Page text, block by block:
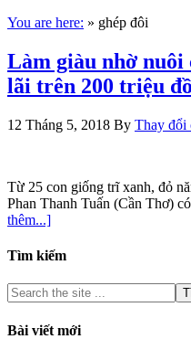
You are here: » ghép đôi
Làm giàu nhờ
lãi trên 200 triệu
12 Tháng 5, 2018 By Thay đổi
Từ 25 con giống trĩ xanh, đỏ
Phan Thanh Tuấn (Cần Thơ)
thêm...]
Tìm kiếm
Bài viết mới